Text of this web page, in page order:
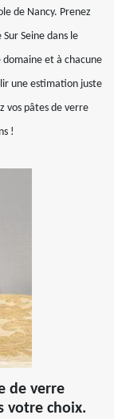
de Nancy. Prenez
Seine dans le
domaine et à chacune
une estimation juste
vos pâtes de verre
!
de verre
votre choix.